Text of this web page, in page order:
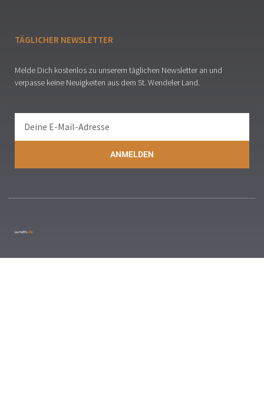
TÄGLICHER NEWSLETTER
Melde Dich kostenlos zu unserem täglichen Newsletter an und
verpasse keine Neuigkeiten aus dem St. Wendeler Land.
ANMELDEN